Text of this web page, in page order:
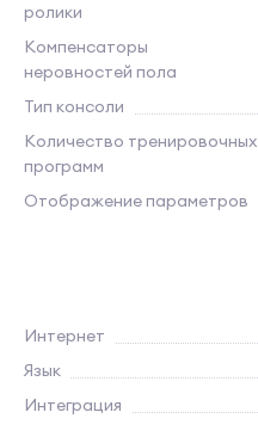
ролики
Компенсаторы
неровностей пола
Тип консоли
Количество тренировочных
программ
Отображение параметров
Интернет
Язык
Интеграция